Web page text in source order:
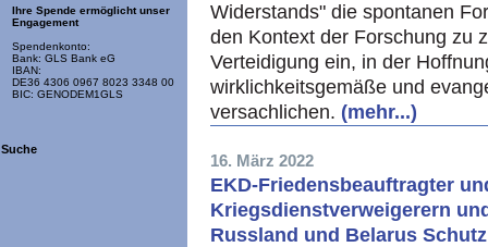
Ihre Spende ermöglicht unser
Engagement
Spendenkonto:
Bank: GLS Bank eG
IBAN:
DE36 4306 0967 8023 3348 00
BIC: GENODEM1GLS
Suche
Widerstands" die spontanen
den Kontext der Forschung zu
Verteidigung ein, in der
wirklichkeitsgemäße und
versachlichen. (mehr...)
16. März 2022
EKD-Friedensbeauftragter
Kriegsdienstverweigerern
Russland und Belarus